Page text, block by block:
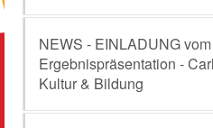
NEWS - EINLADUNG
Ergebnispräsentation -
Kultur & Bildung